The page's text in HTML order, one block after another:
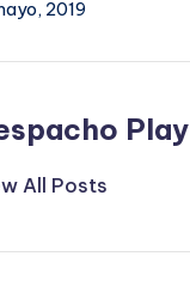
2019
Play
All Posts